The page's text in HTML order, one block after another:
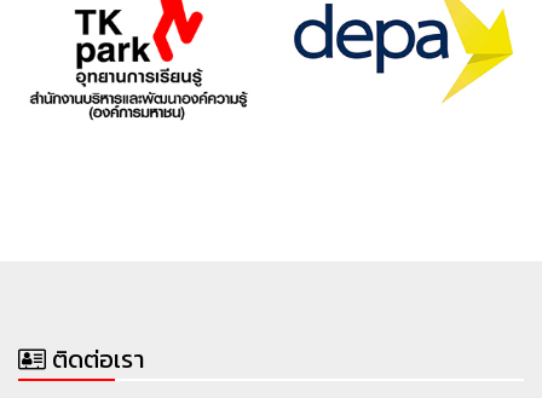
ติดต่อเรา